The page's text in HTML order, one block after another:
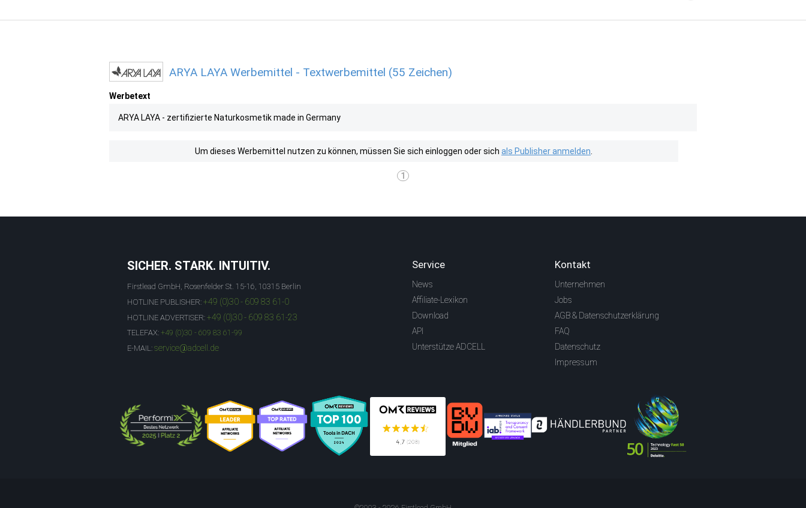
ARYA LAYA Werbemittel - Textwerbemittel (55 Zeichen)
Werbetext
ARYA LAYA - zertifizierte Naturkosmetik made in Germany
Um dieses Werbemittel nutzen zu können, müssen Sie sich einloggen oder sich als Publisher anmelden
1
SICHER. STARK. INTUITIV.
Firstlead GmbH, Rosenfelder St. 15-16, 10315 Berlin
HOTLINE PUBLISHER: +49 (0)30 - 609 83 61-0
HOTLINE ADVERTISER: +49 (0)30 - 609 83 61-23
TELEFAX: +49 (0)30 - 609 83 61-99
E-MAIL: service@adcell.de
Service
News
Affiliate-Lexikon
Download
API
Unterstütze ADCELL
Kontakt
Unternehmen
Jobs
AGB & Datenschutzerklärung
FAQ
Datenschutz
Impressum